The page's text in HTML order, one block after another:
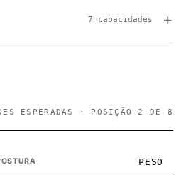
7 capacidades
ESPERADAS · POSIÇÃO 2 DE 8
PESO